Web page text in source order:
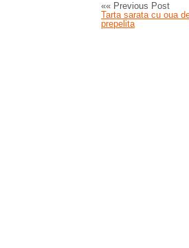
«« Previous Post
Tarta sarata cu oua
prepelita